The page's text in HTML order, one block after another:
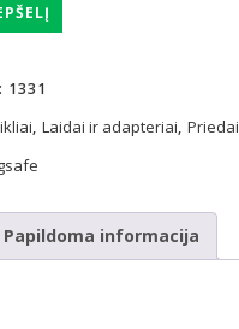
1331
, Laidai ir adapteriai, Priedai
Papildoma informacija